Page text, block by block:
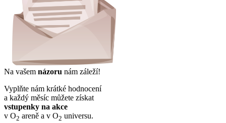
Na vašem názoru nám záleží!
Vyplňte nám krátké hodnocení
a každý měsíc můžete získat
vstupenky na akce
v O2 areně a v O2 universu.